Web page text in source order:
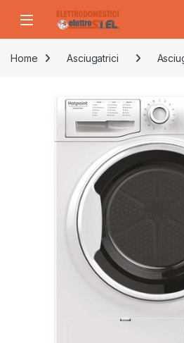
Home Asciugatrici